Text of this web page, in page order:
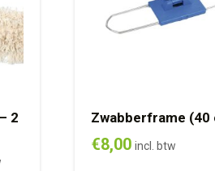
2
Zwabberframe (40
€8,00 incl. btw